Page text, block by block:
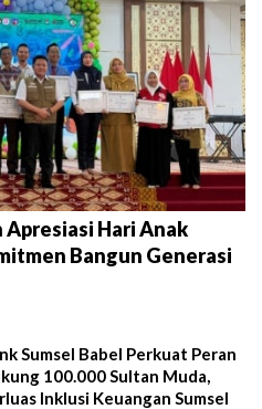
Apresiasi Hari Anak
Bangun Generasi
Sumsel Babel Perkuat Peran
100.000 Sultan Muda,
Inklusi Keuangan Sumsel